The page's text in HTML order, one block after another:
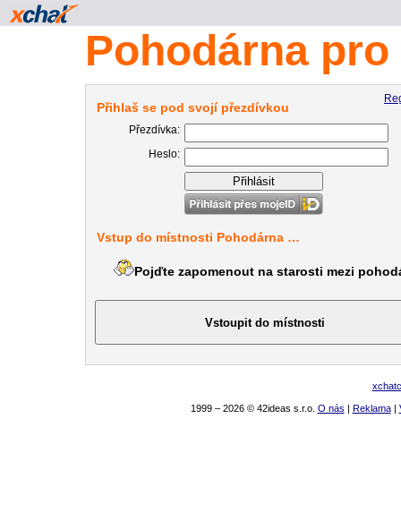
Pohodárna
Přihlaš se pod svojí přezdívkou
Přezdívka:
Heslo:
Vstup do místnosti Pohodárna …
Pojďte zapomenout na starosti mezi
1999 – 2026 © 42ideas s.r.o. O nás | Reklama|